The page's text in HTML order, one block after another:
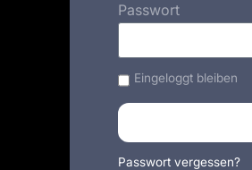
Passwort
Eingeloggt bleiben
Passwort vergessen?